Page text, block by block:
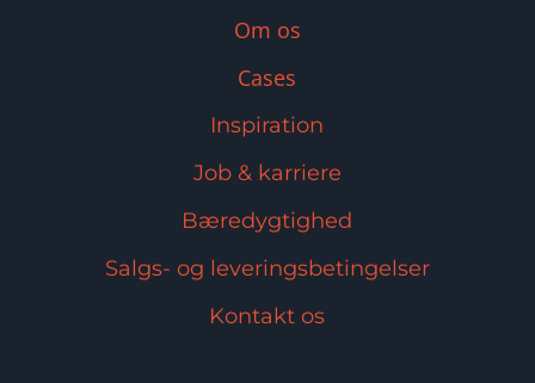
Om os
Cases
Inspiration
Job & karriere
Bæredygtighed
Salgs- og leveringsbetingelser
Kontakt os